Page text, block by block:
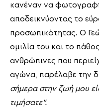
κανέναν να
αποδεικνύοντας το
προσωπικότητας. Ο
ομιλία του και το
ανθρώπινες που
αγώνα, παρέλαβε την
σήμερα στην ζωή μου
τιμήσατε”.